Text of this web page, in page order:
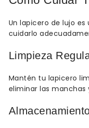
Un lapicero de lujo
cuidarlo
Limpieza
Mantén tu lapicero
eliminar las manchas